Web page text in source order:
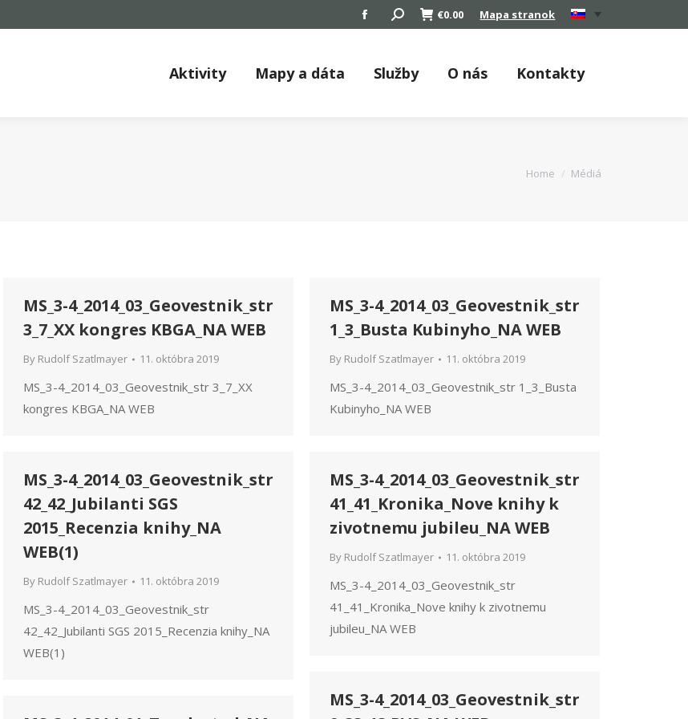
Facebook
opens
Search: €0.00 Mapa stranok
Aktivity Mapy a dáta Služby O nás Kontakty
You are here:
Home Médiá
MS_3-4_2014_03_Geovestnik_str
3_7_XX kongres KBGA_NA WEB
By Rudolf Szatlmayer 11. októbra 2019
MS_3-4_2014_03_Geovestnik_str 3_7_XX
kongres KBGA_NA WEB
MS_3-4_2014_03_Geovestnik_str
1_3_Busta Kubinyho_NA WEB
By Rudolf Szatlmayer 11. októbra 2019
MS_3-4_2014_03_Geovestnik_str 1_3_Busta
Kubinyho_NA WEB
MS_3-4_2014_03_Geovestnik_str
42_42_Jubilanti SGS
2015_Recenzia knihy_NA
WEB(1)
By Rudolf Szatlmayer 11. októbra 2019
MS_3-4_2014_03_Geovestnik_str
42_42_Jubilanti SGS 2015_Recenzia knihy_NA
WEB(1)
MS_3-4_2014_03_Geovestnik_str
41_41_Kronika_Nove knihy k
zivotnemu jubileu_NA WEB
By Rudolf Szatlmayer 11. októbra 2019
MS_3-4_2014_03_Geovestnik_str
41_41_Kronika_Nove knihy k zivotnemu
jubileu_NA WEB
MS_3-4_2014_03_Geovestnik_str